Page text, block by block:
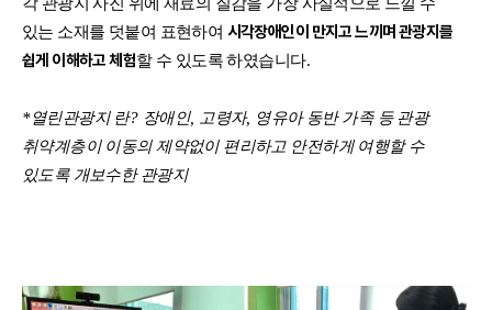
있는 소재를 덧붙여 표현하여 시각장애인이 만지고 느끼며 관광지를
쉽게 이해하고 체험할 수 있도록 하였습니다.
*열린관광지 란? 장애인, 고령자, 영유아 동반 가족 등 관광
취약계층이 이동의 제약없이 편리하고 안전하게 여행할 수
있도록 개보수한 관광지